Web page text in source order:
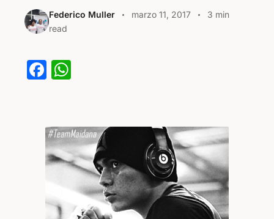
Federico Muller marzo 11, 2017
3 min
read
F
e
b
o
k
s
A
p
p